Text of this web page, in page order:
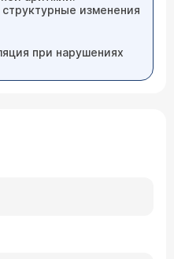
изменения
при нарушениях